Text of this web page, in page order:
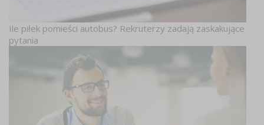
Ile piłek pomieści autobus? Rekruterzy zadają zaskakujące
pytania